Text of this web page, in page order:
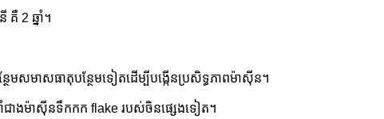
គឺ 2 ឆ្នាំ។
ម​សមាសធាតុ​បន្ថែម​ទៀត​ដើម្បី​បង្កើន​ប្រសិទ្ធភាព​ម៉ាស៊ីន។
ជាងម៉ាស៊ីនទឹកកក flake របស់ចិនផ្សេងទៀត។